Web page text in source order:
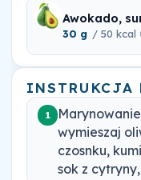
Awokado,
30 g / 50 kcal
INSTRUKCJA
1
wymieszaj
czosnku,
sok z